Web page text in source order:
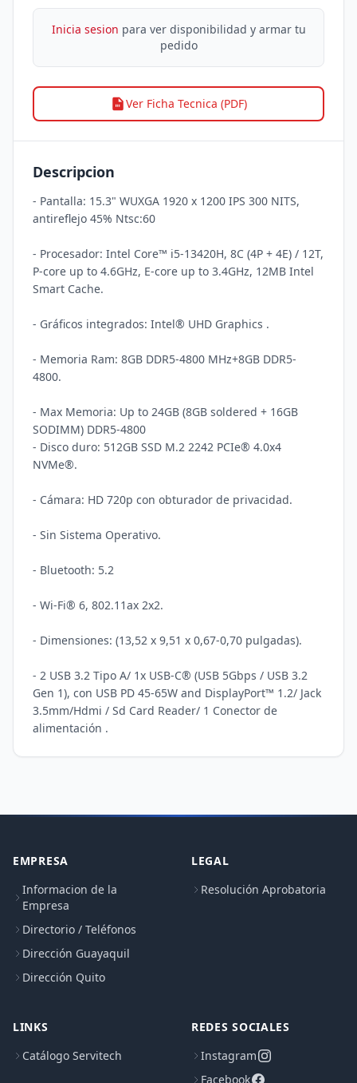
Inicia sesion para ver disponibilidad y armar tu
pedido
Ver Ficha Tecnica (PDF)
Descripcion
- Pantalla: 15.3" WUXGA 1920 x 1200 IPS 300 NITS,
antireflejo 45% Ntsc:60
- Procesador: Intel Core™ i5-13420H, 8C (4P + 4E) / 12T,
P-core up to 4.6GHz, E-core up to 3.4GHz, 12MB Intel
Smart Cache.
- Gráficos integrados: Intel® UHD Graphics .
- Memoria Ram: 8GB DDR5-4800 MHz+8GB DDR5-
4800.
- Max Memoria: Up to 24GB (8GB soldered + 16GB
SODIMM) DDR5-4800
- Disco duro: 512GB SSD M.2 2242 PCIe® 4.0x4
NVMe®.
- Cámara: HD 720p con obturador de privacidad.
- Sin Sistema Operativo.
- Bluetooth: 5.2
- Wi-Fi® 6, 802.11ax 2x2.
- Dimensiones: (13,52 x 9,51 x 0,67-0,70 pulgadas).
- 2 USB 3.2 Tipo A/ 1x USB-C® (USB 5Gbps / USB 3.2
Gen 1), con USB PD 45-65W and DisplayPort™ 1.2/ Jack
3.5mm/Hdmi / Sd Card Reader/ 1 Conector de
EMPRESA
Informacion de la
Empresa
Directorio / Teléfonos
Dirección Guayaquil
Dirección Quito
LEGAL
Resolución Aprobatoria
LINKS
Catálogo Servitech
REDES SOCIALES
Instagram
Facebook